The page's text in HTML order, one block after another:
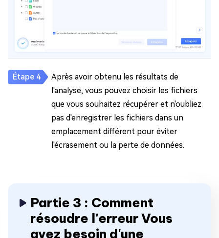
Après avoir obtenu les résultats de
l'analyse, vous pouvez choisir les fichiers
que vous souhaitez récupérer et n'oubliez
pas d'enregistrer les fichiers dans un
emplacement différent pour éviter
l'écrasement ou la perte de données.
Partie 3 : Comment
résoudre l'erreur Vous
avez besoin d'une